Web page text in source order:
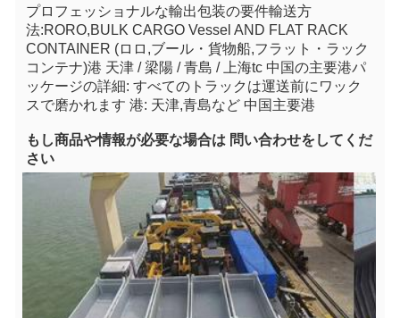
プロフェッショナルな輸出包装の要件輸送方
法:RORO,BULK CARGO Vessel AND FLAT RACK
CONTAINER (ロロ,ブール・貨物船,フラット・ラック
コンテナ)港 天津 / 梁陽 / 青島 / 上海tc 中国の主要港パ
ッケージの詳細: すべてのトラックは運送前にワック
スで磨かれます 港: 天津,青島など 中国主要港
もし商品や情報が必要な場合は 問い合わせをしてくだ
さい